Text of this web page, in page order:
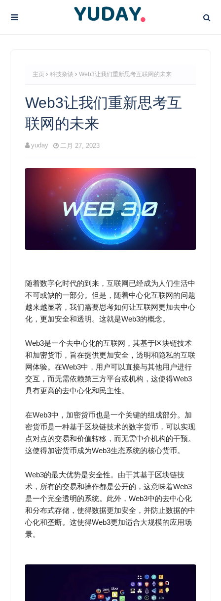
主页 科技杂谈 Web3让我们重新思考互联网的未来
Web3让我们重新思考互
联网的未来
yuday 二月 27, 2023
随着数字化时代的到来，互联网已经成为人们生活中
不可或缺的一部分。但是，随着中心化互联网的问题
越来越显著，我们需要思考如何让互联网更加去中心
化，更加安全和透明。这就是Web3的概念。
Web3是一个去中心化的互联网，其基于区块链技术
和加密货币，旨在提供更加安全，透明和隐私的互联
网体验。在Web3中，用户可以直接与其他用户进行
交互，而无需依赖第三方平台或机构，这使得Web3
具有更高的去中心化和民主性。
在Web3中，加密货币也是一个关键的组成部分。加
密货币是一种基于区块链技术的数字货币，可以实现
点对点的交易和价值转移，而无需中介机构的干预。
这使得加密货币成为Web3生态系统的核心货币。
Web3的最大优势是安全性。由于其基于区块链技
术，所有的交易和操作都是公开的，这意味着Web3
是一个完全透明的系统。此外，Web3中的去中心化
和分布式存储，使得数据更加安全，并防止数据的中
心化和垄断。这使得Web3更加适合大规模的应用场
景。